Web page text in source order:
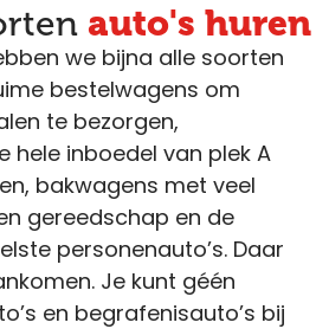
auto's huren
we bijna alle soorten
bestelwagens om
te bezorgen,
hele inboedel van plek A
bakwagens met veel
gereedschap en de
personenauto’s. Daar
Je kunt géén
en begrafenisauto’s bij